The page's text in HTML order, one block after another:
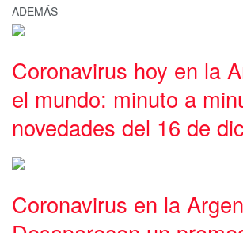
ADEMÁS
Coronavirus hoy en la
el mundo: minuto a
novedades del 16 de
Coronavirus en la